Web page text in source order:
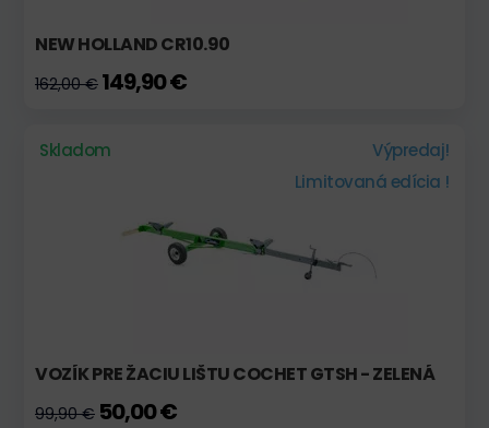
NEW HOLLAND CR10.90
162,00 € 149,90 €
Skladom
Výpredaj!
Limitovaná edícia !
VOZÍK PRE ŽACIU LIŠTU COCHET GTSH - ZELENÁ
99,90 € 50,00 €